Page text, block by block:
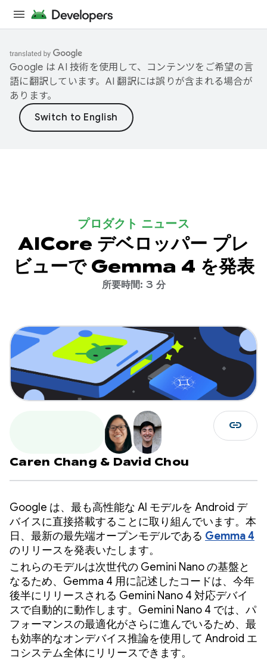
Google は AI 技術を使用して、コンテンツをご希望の言
語に翻訳しています。AI 翻訳には誤りが含まれる場合が
あります。
プロダクト ニュース
AICore デベロッパー プレ
ビューで Gemma 4 を発表
所要時間: 3 分
Caren Chang & David Chou
link
Google は、最も高性能な AI モデルを Android デ
バイスに直接搭載することに取り組んでいます。本
日、最新の最先端オープンモデルである Gemma 4
のリリースを発表いたします。
これらのモデルは次世代の Gemini Nano の基盤と
なるため、Gemma 4 用に記述したコードは、今年
後半にリリースされる Gemini Nano 4 対応デバイ
スで自動的に動作します。Gemini Nano 4 では、パ
フォーマンスの最適化がさらに進んでいるため、最
も効率的なオンデバイス推論を使用して Android エ
コシステム全体にリリースできます。